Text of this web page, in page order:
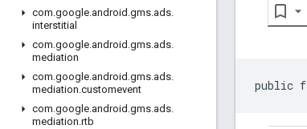
com.google.android .gms.ads.
interstitial
com.google.android .gms.ads.
mediation
com.google.android .gms.ads.
mediation.customevent
com.google.android .gms.ads.
mediation.rtb
public